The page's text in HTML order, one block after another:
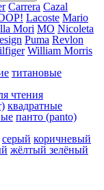
Carrera Cazal
Lacoste Mario
Mori MO Nicoleta
Puma Revlon
William Morris
титановые
чтения
квадратные
панто (panto)
серый коричневый
жёлтый зелёный